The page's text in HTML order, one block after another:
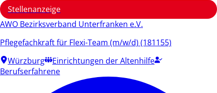
Stellenanzeige
AWO Bezirksverband Unterfranken e.V.
Pflegefachkraft für Flexi-Team (m/w/d) (181155)
Würzburg
Einrichtungen der Altenhilfe
Berufserfahrene